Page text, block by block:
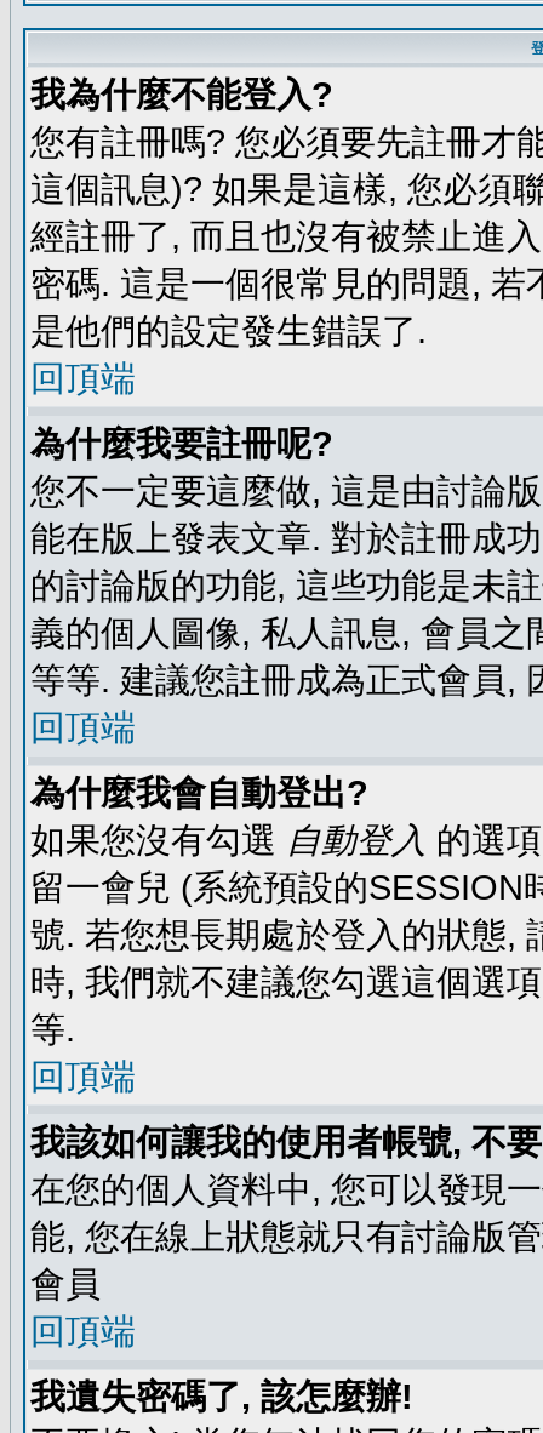
我為什麼不能登入?
您有註冊嗎? 您必須要先註冊才
這個訊息)? 如果是這樣, 您必須
經註冊了, 而且也沒有被禁止進
密碼. 這是一個很常見的問題,
是他們的設定發生錯誤了.
回頂端
為什麼我要註冊呢?
您不一定要這麼做, 這是由討論
能在版上發表文章. 對於註冊成
的討論版的功能, 這些功能是未
義的個人圖像, 私人訊息, 會員
等等. 建議您註冊成為正式會員,
回頂端
為什麼我會自動登出?
如果您沒有勾選 自動登入 的選
留一會兒 (系統預設的
號. 若您想長期處於登入的狀態,
時, 我們就不建議您勾選這個選
等.
回頂端
我該如何讓我的使用者帳號, 不
在您的個人資料中, 您可以發現
能, 您在線上狀態就只有討論版
會員
回頂端
我遺失密碼了, 該怎麼辦!